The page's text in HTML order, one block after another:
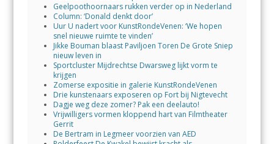
Geelpoothoornaars rukken verder op in Nederland
Column: ‘Donald denkt door’
Uur U nadert voor KunstRondeVenen: ‘We hopen
snel nieuwe ruimte te vinden’
Jikke Bouman blaast Paviljoen Toren De Grote Sniep
nieuw leven in
Sportcluster Mijdrechtse Dwarsweg lijkt vorm te
krijgen
Zomerse expositie in galerie KunstRondeVenen
Drie kunstenaars exposeren op Fort bij Nigtevecht
Dagje weg deze zomer? Pak een deelauto!
Vrijwilligers vormen kloppend hart van Filmtheater
Gerrit
De Bertram in Legmeer voorzien van AED